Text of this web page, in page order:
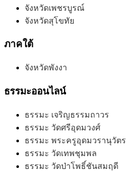
จังหวัดเพชรบูรณ์
จังหวัดสุโขทัย
ภาคใต้
จังหวัดพังงา
ธรรมะออนไลน์
ธรรมะ เจริญธรรมถาวร
ธรรมะ วัดศรีอุดมวงศ์
ธรรมะ พระครูอุดมวรานุวัตร
ธรรมะ วัดเทพชุมพล
ธรรมะ วัดป่าโพธิ์ชันสมฤดี